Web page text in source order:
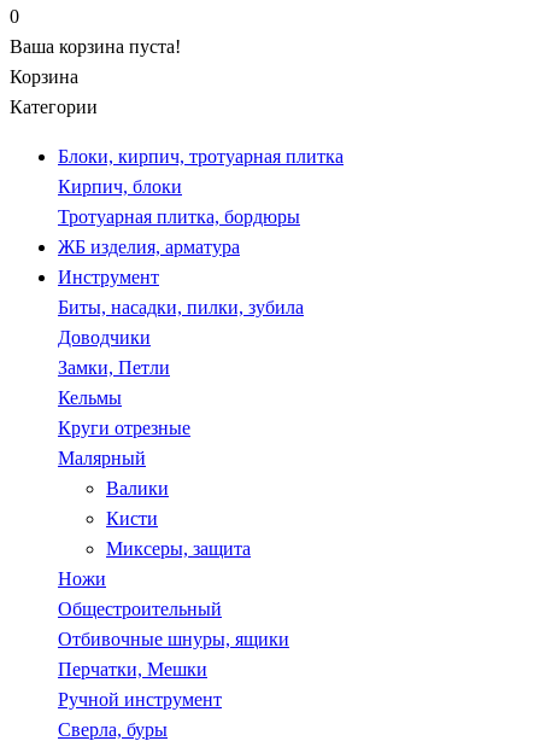
0
Ваша корзина пуста!
Корзина
Категории
Блоки, кирпич, тротуарная плитка
Кирпич, блоки
Тротуарная плитка, бордюры
ЖБ изделия, арматура
Инструмент
Биты, насадки, пилки, зубила
Доводчики
Замки, Петли
Кельмы
Круги отрезные
Малярный
Валики
Кисти
Миксеры, защита
Ножи
Общестроительный
Отбивочные шнуры, ящики
Перчатки, Мешки
Ручной инструмент
Сверла, буры